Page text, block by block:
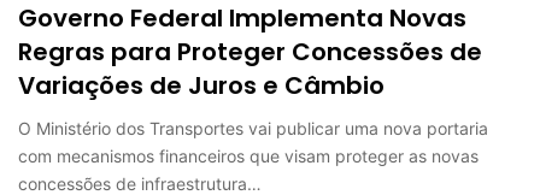
Governo Federal Implementa Novas
Regras para Proteger Concessões de
Variações de Juros e Câmbio
O Ministério dos Transportes vai publicar uma nova portaria
com mecanismos financeiros que visam proteger as novas
concessões de infraestrutura…